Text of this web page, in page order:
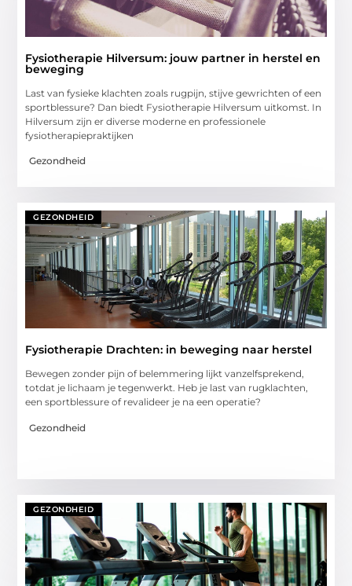
Fysiotherapie Hilversum: jouw partner in herstel en
beweging
Last van fysieke klachten zoals rugpijn, stijve gewrichten of een
sportblessure? Dan biedt Fysiotherapie Hilversum uitkomst. In
Hilversum zijn er diverse moderne en professionele
fysiotherapiepraktijken
Gezondheid
GEZONDHEID
Fysiotherapie Drachten: in beweging naar herstel
Bewegen zonder pijn of belemmering lijkt vanzelfsprekend,
totdat je lichaam je tegenwerkt. Heb je last van rugklachten,
een sportblessure of revalideer je na een operatie?
Gezondheid
GEZONDHEID